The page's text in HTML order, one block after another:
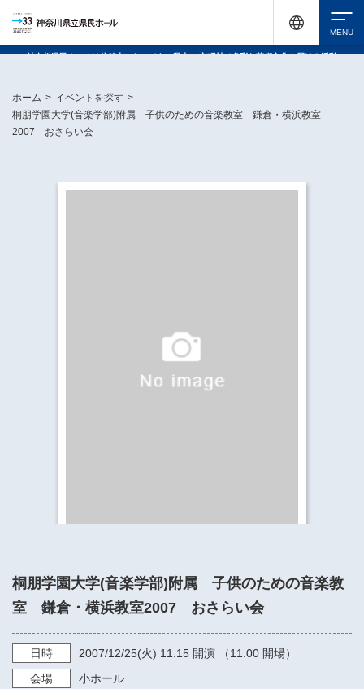
神奈川県民ホールは休館中においても、県内33市町村で多彩な芸術文化を届ける活動
ホーム > イベントを探す >
桐朋学園大学(音楽学部)附属 子供のための音楽教室 鎌倉・横浜教室
2007 おさらい会
桐朋学園大学(音楽学部)附属 子供のための音楽教
室 鎌倉・横浜教室2007 おさらい会
日時 2007/12/25(火) 11:15 開演 （11:00 開場）
会場
小ホール